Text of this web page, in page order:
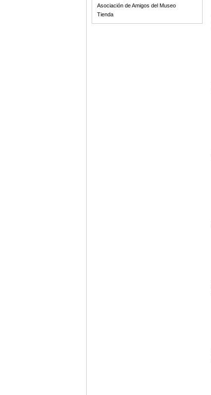
Asociación de Amigos del Museo
Tienda